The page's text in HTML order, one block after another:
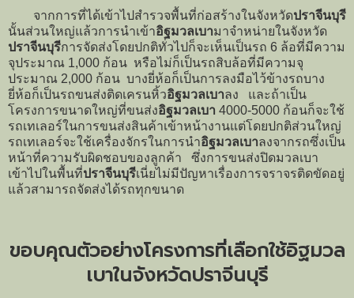
จากการที่ได้เข้าไปสำรวจพื้นที่ก่อสร้างในจังหวัดปราจีนบุรี
นั้นส่วนใหญ่แล้วการนำเข้าอิฐมวลเบามาจำหน่ายในจังหวัด
ปราจีนบุรีการจัดส่งโดยปกติทั่วไปก็จะเห็นเป็นรถ 6 ล้อที่มีความ
จุประมาณ 1,000 ก้อน หรือไม่ก็เป็นรถสิบล้อที่มีความจุ
ประมาณ 2,000 ก้อน บางยี่ห้อก็เป็นการลงมือไว้ข้างรถบาง
ยี่ห้อก็เป็นรถขนส่งติดเครนหิ้วอิฐมวลเบาลง และถ้าเป็น
โครงการขนาดใหญ่ที่ขนส่งอิฐมวลเบา 4000-5000 ก้อนก็จะใช้
รถเทเลอร์ในการขนส่งสินค้าเข้าหน้างานแต่โดยปกติส่วนใหญ่
รถเทเลอร์จะใช้เครื่องจักรในการนำอิฐมวลเบาลงจากรถซึ่งเป็น
หน้าที่ความรับผิดชอบของลูกค้า ซึ่งการขนส่งปิดมวลเบา
เข้าไปในพื้นที่ปราจีนบุรีเนี่ยไม่มีปัญหาเรื่องการจราจรติดขัดอยู่
แล้วสามารถจัดส่งได้รถทุกขนาด
ขอบคุณตัวอย่างโครงการที่เลือกใช้อิฐมวล
เบาในจังหวัดปราจีนบุรี